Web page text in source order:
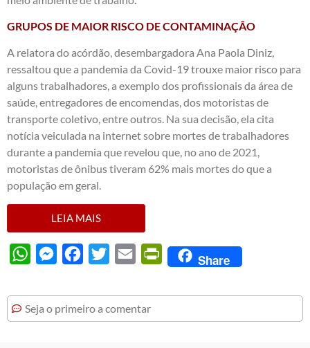
GRUPOS DE MAIOR RISCO DE CONTAMINAÇÃO
A relatora do acórdão, desembargadora Ana Paola Diniz,
ressaltou que a pandemia da Covid-19 trouxe maior risco para
alguns trabalhadores, a exemplo dos profissionais da área de
saúde, entregadores de encomendas, dos motoristas de
transporte coletivo, entre outros. Na sua decisão, ela cita
notícia veiculada na internet sobre mortes de trabalhadores
durante a pandemia que revelou que, no ano de 2021,
motoristas de ônibus tiveram 62% mais mortes do que a
população em geral.
LEIA MAIS
WhatsAppMessengerFacebook
Twitter Email PrintFriendly
Share
Seja o primeiro a comentar